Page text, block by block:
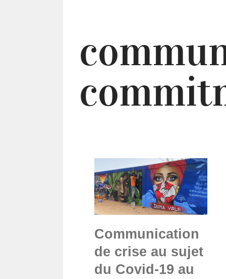
Communication
de crise au sujet
du Covid-19 au